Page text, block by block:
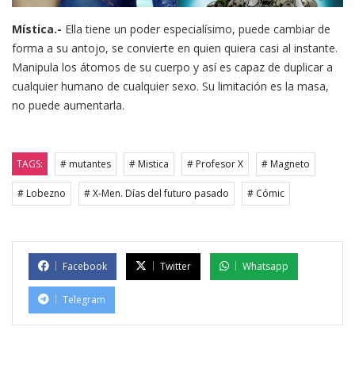
Mística.- Ella tiene un poder especialísimo, puede cambiar de
forma a su antojo, se convierte en quien quiera casi al instante.
Manipula los átomos de su cuerpo y así es capaz de duplicar a
cualquier humano de cualquier sexo. Su limitación es la masa,
no puede aumentarla.
TAGS: # mutantes # Mistica # Profesor X # Magneto
# Lobezno # X-Men. Días del futuro pasado # Cómic
Facebook Twitter Whatsapp
Telegram